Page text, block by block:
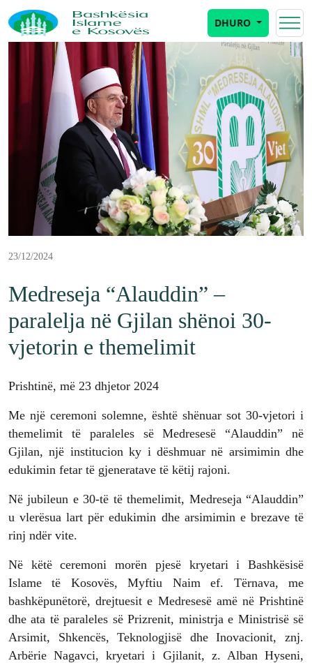
DHURO
23/12/2024
Medreseja “Alauddin” –
paralelja në Gjilan shënoi 30-
vjetorin e themelimit
Prishtinë, më 23 dhjetor 2024
Me një ceremoni solemne, është shënuar sot 30-vjetori i
themelimit të paraleles së Medresesë “Alauddin” në
Gjilan, një institucion ky i dëshmuar në arsimimin dhe
edukimin fetar të gjeneratave të këtij rajoni.
Në jubileun e 30-të të themelimit, Medreseja “Alauddin”
u vlerësua lart për edukimin dhe arsimimin e brezave të
rinj ndër vite.
Në këtë ceremoni morën pjesë kryetari i Bashkësisë
Islame të Kosovës, Myftiu Naim ef. Tërnava, me
bashkëpunëtorë, drejtuesit e Medresesë amë në Prishtinë
dhe ata të paraleles së Prizrenit, ministrja e Ministrisë së
Arsimit, Shkencës, Teknologjisë dhe Inovacionit, znj.
Arbërie Nagavci, kryetari i Gjilanit, z. Alban Hyseni,